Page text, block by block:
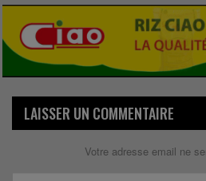
LAISSER UN COMMENTAIRE
Votre adresse email ne